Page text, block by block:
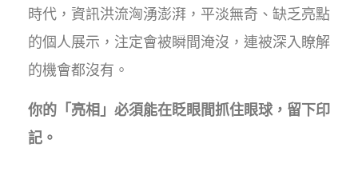
時代，資訊洪流洶湧澎湃，平淡無奇、缺乏亮點
的個人展示，注定會被瞬間淹沒，連被深入瞭解
的機會都沒有。
你的「亮相」必須能在眨眼間抓住眼球，留下印
記。